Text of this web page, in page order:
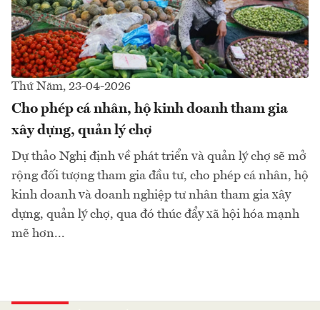
Thứ Năm, 23-04-2026
Cho phép cá nhân, hộ kinh doanh tham gia
xây dựng, quản lý chợ
Dự thảo Nghị định về phát triển và quản lý chợ sẽ mở
rộng đối tượng tham gia đầu tư, cho phép cá nhân, hộ
kinh doanh và doanh nghiệp tư nhân tham gia xây
dựng, quản lý chợ, qua đó thúc đẩy xã hội hóa mạnh
mẽ hơn...